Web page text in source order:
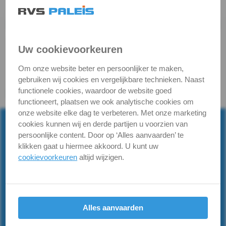
DIN
DIN
7981
TX
DIN
H
Powered by RVS Paleis™ - rvspaleis.nl
Informatie
Verzendinfo
Roestvaststaal, wat is A2 &
Uw cookievoorkeuren
Om onze website beter en persoonlijker te maken,
gebruiken wij cookies en vergelijkbare technieken. Naast
functionele cookies, waardoor de website goed
functioneert, plaatsen we ook analytische cookies om
onze website elke dag te verbeteren. Met onze marketing
cookies kunnen wij en derde partijen u voorzien van
persoonlijke content. Door op ‘Alles aanvaarden’ te
klikken gaat u hiermee akkoord. U kunt uw
cookievoorkeuren altijd wijzigen.
Alles aanvaarden